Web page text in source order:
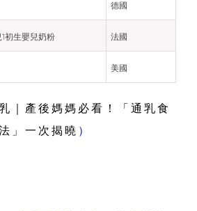
德國
初生嬰兒奶粉 法國
美國
｜產後媽媽必看！「通乳食
」一次揭曉 ）